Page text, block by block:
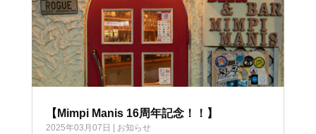
【Mimpi Manis 16周年記念！！】
2025年03月07日 お知らせ